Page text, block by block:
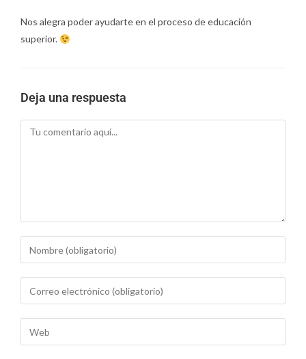
Nos alegra poder ayudarte en el proceso de educación
superior.
Deja una respuesta